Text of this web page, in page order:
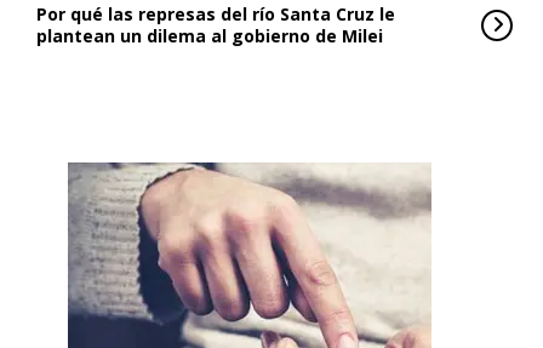
Por qué las represas del río Santa Cruz le
plantean un dilema al gobierno de Milei